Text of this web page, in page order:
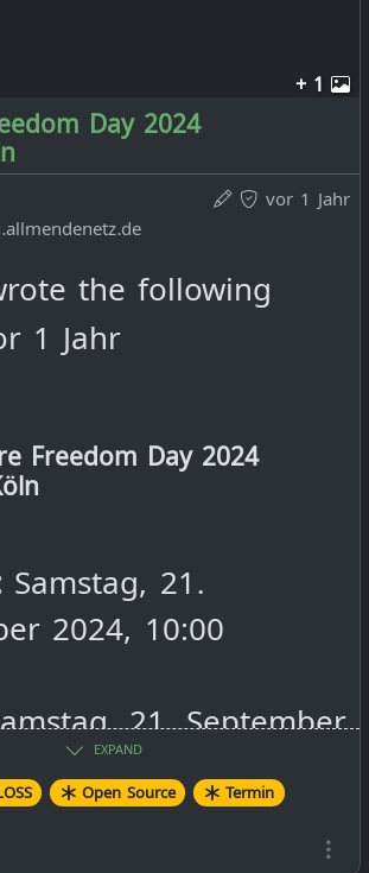
+ 1
Day 2024
vor 1 Jahr
the following
1 Jahr
Freedom Day 2024
Samstag, 21.
2024, 10:00
21. September
EXPAND
Open Source Termin